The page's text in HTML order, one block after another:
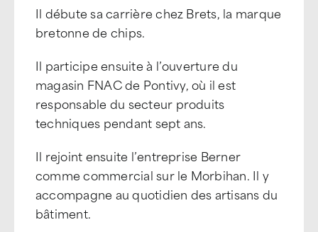
Il débute sa carrière chez Brets, la marque
bretonne de chips.
Il participe ensuite à l’ouverture du
magasin FNAC de Pontivy, où il est
responsable du secteur produits
techniques pendant sept ans.
Il rejoint ensuite l’entreprise Berner
comme commercial sur le Morbihan. Il y
accompagne au quotidien des artisans du
bâtiment.